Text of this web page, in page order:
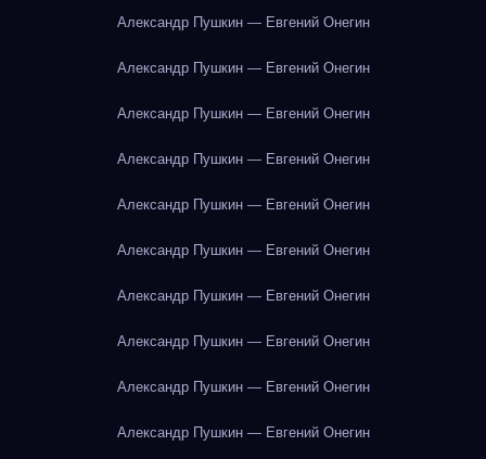
Александр Пушкин — Евгений Онегин
Александр Пушкин — Евгений Онегин
Александр Пушкин — Евгений Онегин
Александр Пушкин — Евгений Онегин
Александр Пушкин — Евгений Онегин
Александр Пушкин — Евгений Онегин
Александр Пушкин — Евгений Онегин
Александр Пушкин — Евгений Онегин
Александр Пушкин — Евгений Онегин
Александр Пушкин — Евгений Онегин